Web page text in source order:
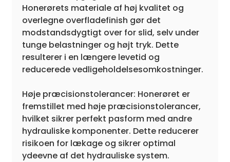
Honerørets materiale af høj kvalitet og
overlegne overfladefinish gør det
modstandsdygtigt over for slid, selv under
tunge belastninger og højt tryk. Dette
resulterer i en længere levetid og
reducerede vedligeholdelsesomkostninger.
Høje præcisionstolerancer: Honerøret er
fremstillet med høje præcisionstolerancer,
hvilket sikrer perfekt pasform med andre
hydrauliske komponenter. Dette reducerer
risikoen for lækage og sikrer optimal
ydeevne af det hydrauliske system.